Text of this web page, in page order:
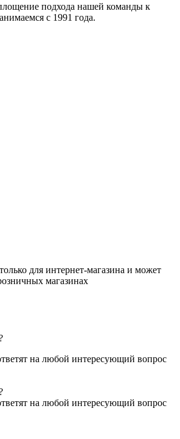
подхода нашей команды к
с 1991 года.
для интернет-магазина и может
магазинах
на любой интересующий вопрос
на любой интересующий вопрос